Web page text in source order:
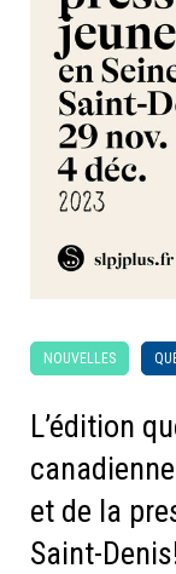
NOUVELLES
L’édition
et de la
Saint-